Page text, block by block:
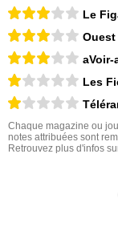
Le
Ouest
aVoir-
Les
Chaque magazine ou
notes attribuées sont
Retrouvez plus d'infos